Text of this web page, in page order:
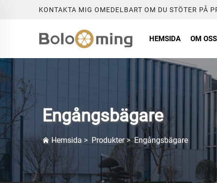
KONTAKTA MIG OMEDELBART OM DU STÖTER PÅ
HEMSIDA OM OSS
Engångsbägare
Hemsida > Produkter>Engångsbägare